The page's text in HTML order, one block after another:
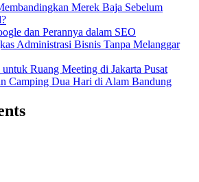
Merek Baja Sebelum
dan Perannya dalam SEO
Administrasi Bisnis Tanpa Melanggar
Ruang Meeting di Jakarta Pusat
Camping Dua Hari di Alam Bandung